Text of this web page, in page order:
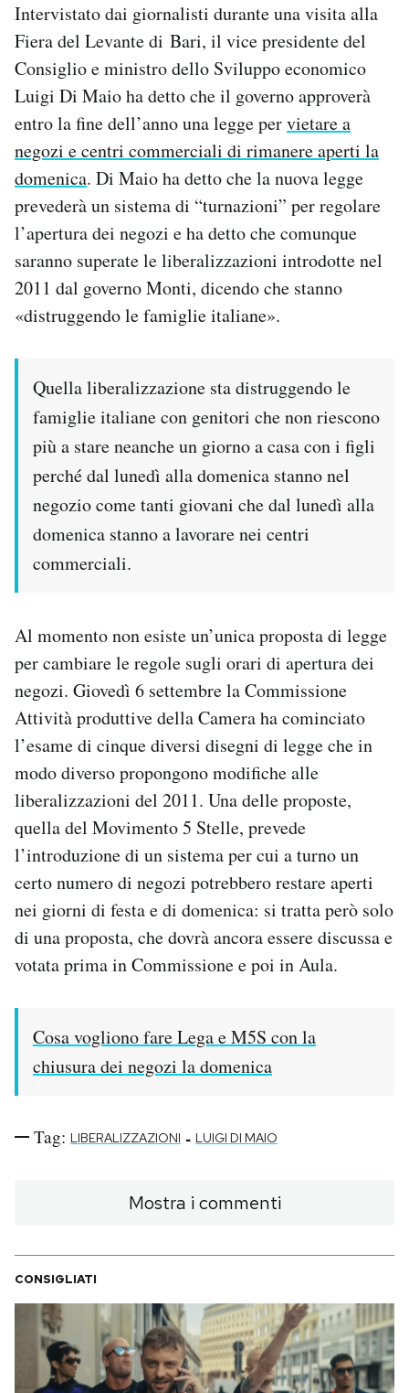
AREA PERSONALE
Area Personale
Newsletter
Notifiche mobile
Regala il Post
Hai bisogno di aiuto?
Esci
Intervistato dai giornalisti durante una visita alla
Fiera del Levante di Bari, il vice presidente del
Consiglio e ministro dello Sviluppo economico
Luigi Di Maio ha detto che il governo approverà
entro la fine dell’anno una legge pervietare a
negozi e centri commerciali di rimanere aperti la
domenica. Di Maio ha detto che la nuova legge
prevederà un sistema di “turnazioni” per regolare
l’apertura dei negozi e ha detto che comunque
saranno superate le liberalizzazioni introdotte nel
2011 dal governo Monti, dicendo che stanno
«distruggendo le famiglie italiane».
Quella liberalizzazione sta distruggendo le
famiglie italiane con genitori che non riescono
più a stare neanche un giorno a casa con i figli
perché dal lunedì alla domenica stanno nel
negozio come tanti giovani che dal lunedì alla
domenica stanno a lavorare nei centri
commerciali.
Al momento non esiste un’unica proposta di legge
per cambiare le regole sugli orari di apertura dei
negozi. Giovedì 6 settembre la Commissione
Attività produttive della Camera ha cominciato
l’esame di cinque diversi disegni di legge che in
modo diverso propongono modifiche alle
liberalizzazioni del 2011. Una delle proposte,
quella del Movimento 5 Stelle, prevede
l’introduzione di un sistema per cui a turno un
certo numero di negozi potrebbero restare aperti
nei giorni di festa e di domenica: si tratta però solo
di una proposta, che dovrà ancora essere discussa e
votata prima in Commissione e poi in Aula.
Cosa vogliono fare Lega e M5S con la
chiusura dei negozi la domenica
Tag: LIBERALIZZAZIONI - LUIGI DI MAIO
Mostra i commenti
CONSIGLIATI